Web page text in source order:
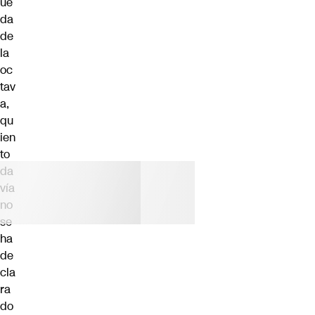
da
de
la
oc
tav
a,
qu
ien
to
da
vía
no
se
ha
de
cla
ra
do